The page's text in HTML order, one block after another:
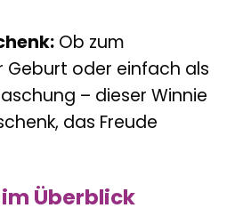
Ob zum
Geburt oder einfach als
– dieser Winnie
das Freude
Überblick